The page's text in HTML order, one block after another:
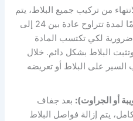
من تركيب جميع البلاط، يتم
ترك السطح ليجف تمامًا لمدة تتراوح عادة بين 24 إلى
ضرورية لكي تكتسب المادة
البلاط بشكل دائم. خلال
على البلاط أو تعريضه
أو الجراوت): بعد جفاف
يتم إزالة فواصل البلاط